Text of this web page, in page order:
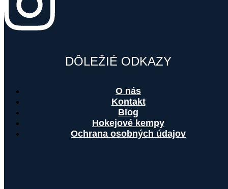
DÔLEŽIÉ ODKAZY
O nás
Kontakt
Blog
Hokejové kempy
Ochrana osobných údajov